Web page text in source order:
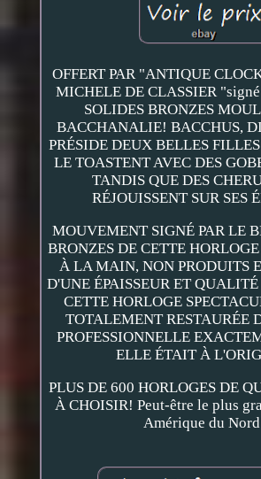
OFFERT PAR "ANTIQUE
MICHELE DE CLASSIER
SOLIDES BRONZES
BACCHANALIE! BACCHUS,
PRÉSIDE DEUX BELLES
LE TOASTENT AVEC DES
TANDIS QUE DES
RÉJOUISSENT SUR SES
MOUVEMENT SIGNÉ PAR LE
BRONZES DE CETTE
À LA MAIN, NON PRODUITS
D'UNE ÉPAISSEUR ET QUALITÉ
CETTE HORLOGE
TOTALEMENT RESTAURÉE
PROFESSIONNELLE
ELLE ÉTAIT À
PLUS DE 600 HORLOGES DE
À CHOISIR! Peut-être le plus
Amérique du